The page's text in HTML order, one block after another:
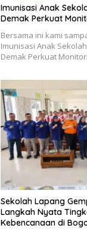
Imunisasi Anak
Demak Perkuat
Bersama ini kami
Imunisasi Anak
Demak Perkuat
Sekolah Lapang
Langkah Nyata
Kebencanaan di